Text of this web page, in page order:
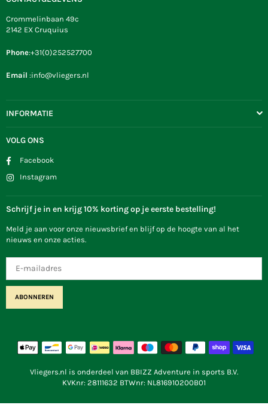
Crommelinbaan 49c
2142 EX Cruquius
Phone:+31(0)252527700
Email :info@vliegers.nl
INFORMATIE
VOLG ONS
Facebook
Instagram
Schrijf je in en krijg 10% korting op je eerste bestelling!
Meld je aan voor onze nieuwsbrief en blijf op de hoogte van al het
nieuws en onze acties.
ABONNEREN
Vliegers.nl is onderdeel van BBIZZ Adventure in sports B.V.
KVKnr: 28111632 BTWnr: NL816910200B01